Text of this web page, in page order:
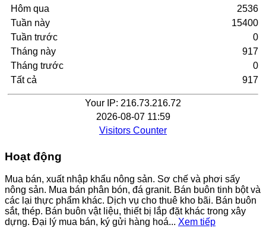
Hôm qua
Tuần này
Tuần trước
Tháng này
Tháng trước
Tất cả
2536
15400
0
917
0
917
Your IP: 216.73.216.72
2026-08-07 11:59
Visitors Counter
Hoạt động
Mua bán, xuất nhập khẩu nông sản. Sơ chế và phơi sấy
nông sản. Mua bán phân bón, đá granit. Bán buôn tinh bột và
các lại thực phẩm khác. Dịch vụ cho thuê kho bãi. Bán buôn
sắt, thép. Bán buôn vật liệu, thiết bị lắp đặt khác trong xây
dựng. Đại lý mua bán, ký gửi hàng hoá... Xem tiếp